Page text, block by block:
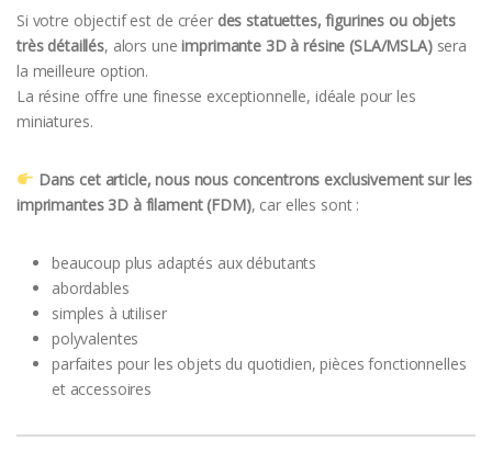
Si votre objectif est de créer des statuettes, figurines ou objets
très détaillés, alors uneimprimante 3D à résine (SLA/MSLA)sera
la meilleure option.
La résine offre une finesse exceptionnelle, idéale pour les
miniatures.
Dans cet article, nous nous concentrons exclusivement sur les
imprimantes 3D à filament (FDM), car elles sont :
beaucoup plus adaptés aux débutants
abordables
simples à utiliser
polyvalentes
parfaites pour les objets du quotidien, pièces fonctionnelles
et accessoires